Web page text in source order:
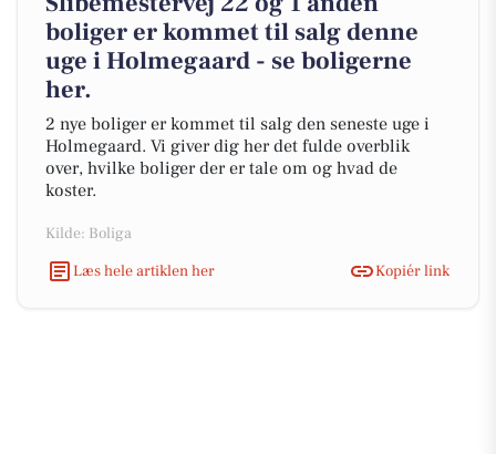
boliger er kommet til salg denne
uge i Holmegaard - se boligerne
her.
2 nye boliger er kommet til salg den seneste uge i
Holmegaard. Vi giver dig her det fulde overblik
over, hvilke boliger der er tale om og hvad de
koster.
Kilde: Boliga
Læs hele artiklen her
Kopiér link